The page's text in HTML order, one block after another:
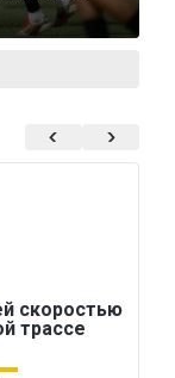
скоростью
трассе